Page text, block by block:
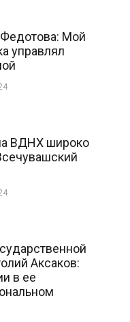
Мой
управлял
ВДНХ широко
Аксаков:
в ее